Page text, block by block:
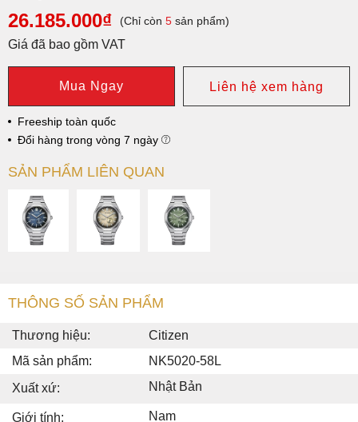
26.185.000₫ (Chỉ còn 5 sản phẩm)
Giá đã bao gồm VAT
Mua Ngay Liên hệ xem hàng
Freeship toàn quốc
Đổi hàng trong vòng 7 ngày
SẢN PHẨM LIÊN QUAN
THÔNG SỐ SẢN PHẨM
Thương hiệu:
Citizen
Mã sản phẩm:
NK5020-58L
Xuất xứ:
Nhật Bản
Giới tính: Nam